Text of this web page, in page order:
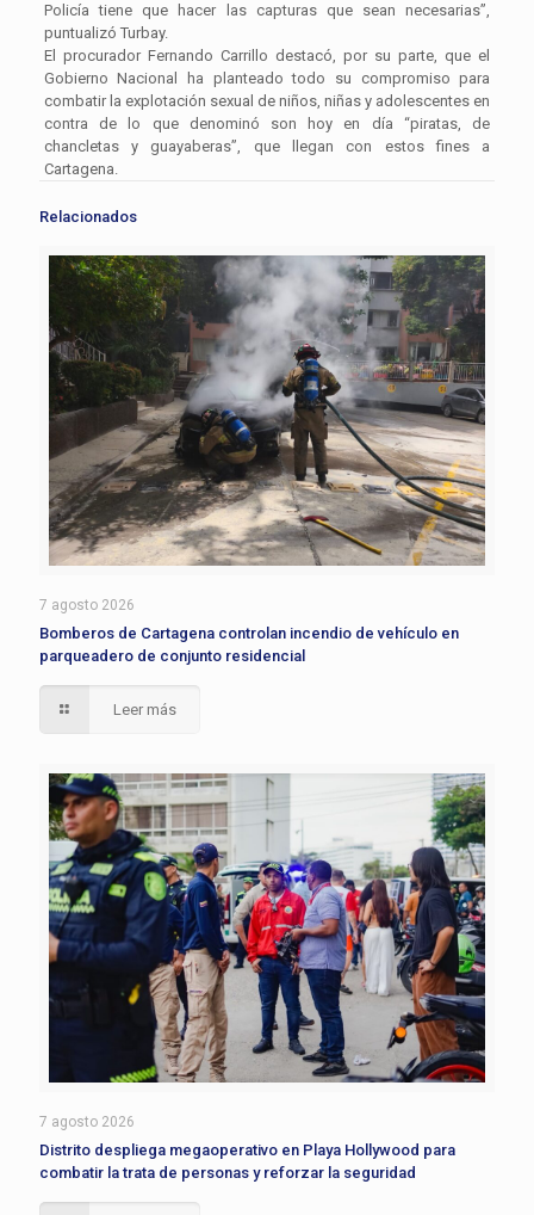
Policía tiene que hacer las capturas que sean necesarias”,
puntualizó Turbay.
El procurador Fernando Carrillo destacó, por su parte, que el
Gobierno Nacional ha planteado todo su compromiso para
combatir la explotación sexual de niños, niñas y adolescentes en
contra de lo que denominó son hoy en día “piratas, de
chancletas y guayaberas”, que llegan con estos fines a
Cartagena.
Relacionados
7 agosto 2026
Bomberos de Cartagena controlan incendio de vehículo en
parqueadero de conjunto residencial
Leer más
7 agosto 2026
Distrito despliega megaoperativo en Playa Hollywood para
combatir la trata de personas y reforzar la seguridad